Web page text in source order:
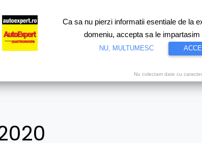
Test drive Motorsport Proiecte speciale
Ca sa nu pierzi informatii esentiale de la
domeniu, accepta sa le impartasim
NU, MULTUMESC
Nu colectam date cu